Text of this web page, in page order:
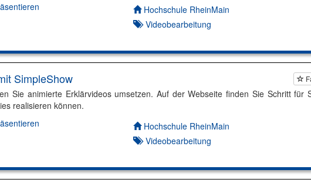
Autor*in:
Hochschule RheinMain
Videobearbeitung
SimpleShow
Sie animierte Erklärvideos umsetzen. Auf der Webseite finden Sie Schritt für
realisieren können.
Autor*in:
Hochschule RheinMain
Videobearbeitung